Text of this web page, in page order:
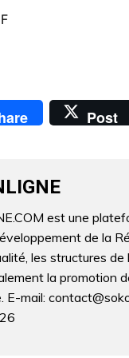
Post
est une
de la
les structures de
la promotion
E-mail: